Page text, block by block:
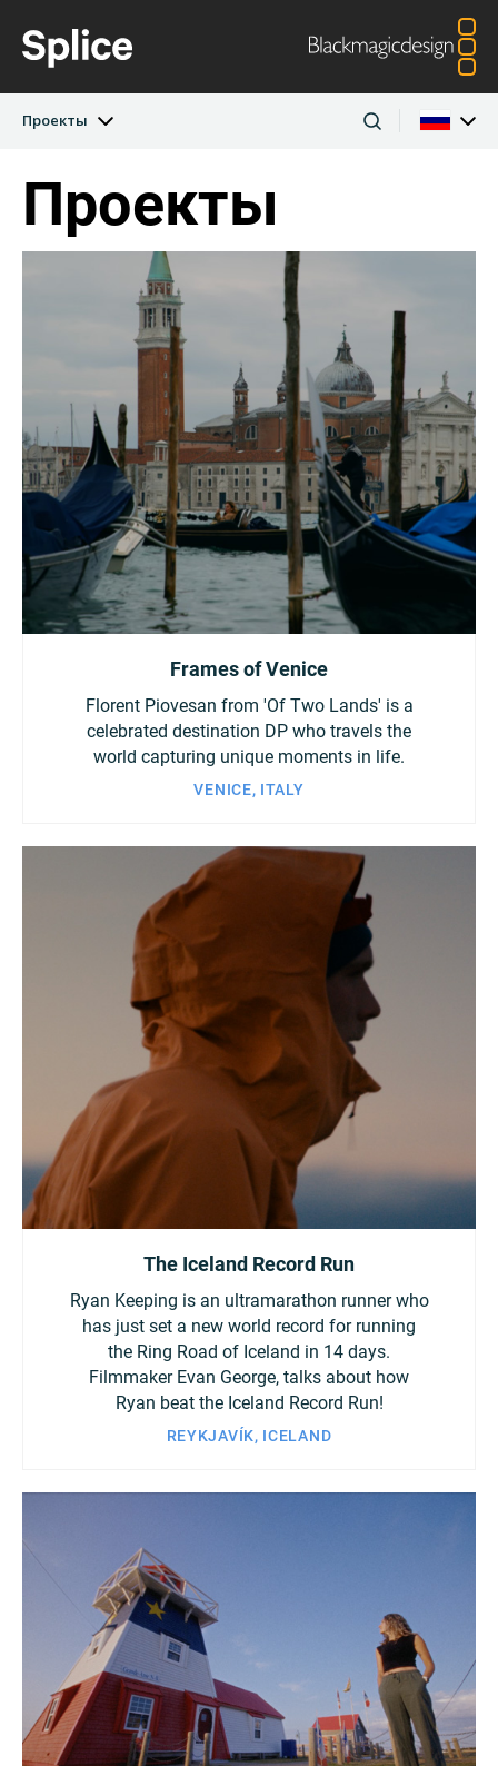
Проекты
Последние истории
Проекты
Argentina
Austria Brazil
Canada
Finland
France Germany
Hong Kong SAR,
China India
Italy Japan
Korea Mexico
New Zealand Norway
Russia Singapore
South Africa Spain
Sweden Chinese Taipei
Turkey UAE
Ukraine United Kingdom
United States
Проекты
Frames of Venice
Florent Piovesan from 'Of Two Lands' is a
celebrated destination DP who travels the
world capturing unique moments in life.
VENICE, ITALY
The Iceland Record Run
Ryan Keeping is an ultramarathon runner who
has just set a new world record for running
the Ring Road of Iceland in 14 days.
Filmmaker Evan George, talks about how
Ryan beat the Iceland Record Run!
REYKJAVÍK, ICELAND